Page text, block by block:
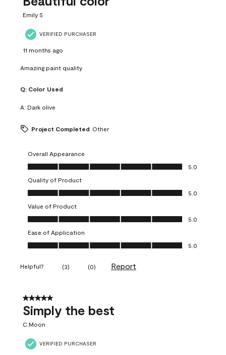
Emily S
VERIFIED PURCHASER
11 months ago
Amazing paint quality
Q: Color Used
A: Dark olive
Project Completed Other
Overall Appearance
Overall Appearance, 5.0 out of 5
5.0
Quality of Product
Quality of Product, 5.0 out of 5
5.0
Value of Product
Value of Product, 5.0 out of 5
5.0
Ease of Application
Ease of Application, 5.0 out of 5
5.0
Helpful? (3) (0) Report
5 out of 5 stars.
Simply the best
C.Moon
VERIFIED PURCHASER